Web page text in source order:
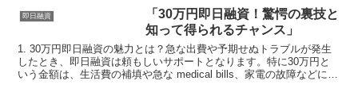
即日融資
「30万円即日融資！驚愕の裏技と
知って得られるチャンス」
1. 30万円即日融資の魅力とは？急な出費や予期せぬトラブルが発生
したとき、即日融資は頼もしいサポートとなります。特に30万円と
いう金額は、生活費の補填や急な medical bills、家電の故障などにピ